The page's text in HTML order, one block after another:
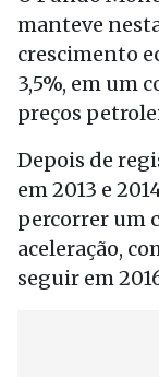
manteve
crescimento
3,5%, em um
preços
Depois de
em 2013 e
percorrer um
aceleração,
seguir em